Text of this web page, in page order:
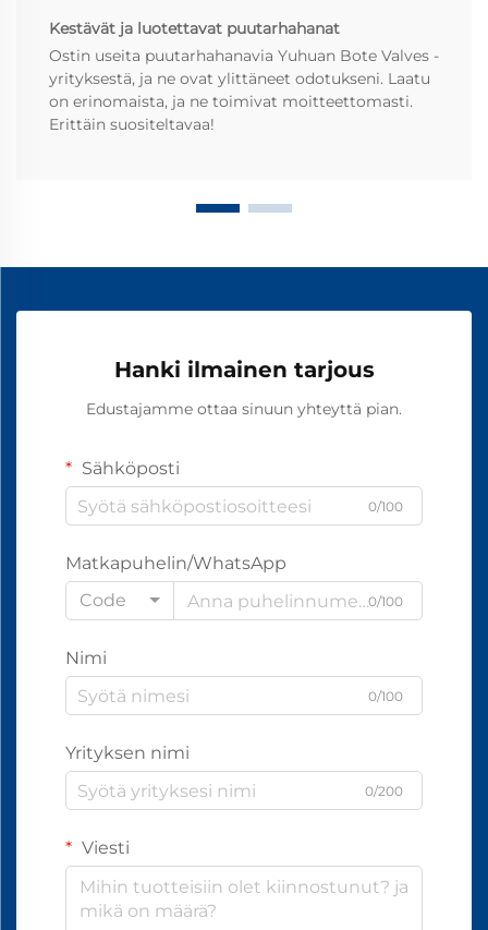
Kestävät ja luotettavat puutarhahanat
Ostin useita puutarhahanavia Yuhuan Bote Valves -
yrityksestä, ja ne ovat ylittäneet odotukseni. Laatu
on erinomaista, ja ne toimivat moitteettomasti.
Erittäin suositeltavaa!
Hanki ilmainen tarjous
Edustajamme ottaa sinuun yhteyttä pian.
Sähköposti
0/100
Matkapuhelin/WhatsApp
Code
0/100
Nimi
0/100
Yrityksen nimi
0/200
Viesti